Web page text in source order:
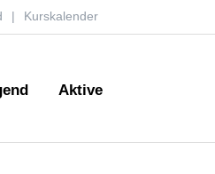
Kurskalender
Aktive